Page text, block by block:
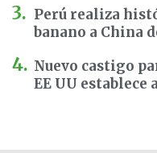
Perú realiza
banano a China
Nuevo castigo
EE UU establece